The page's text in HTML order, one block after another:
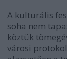
A kulturális
soha nem
köztük
városi